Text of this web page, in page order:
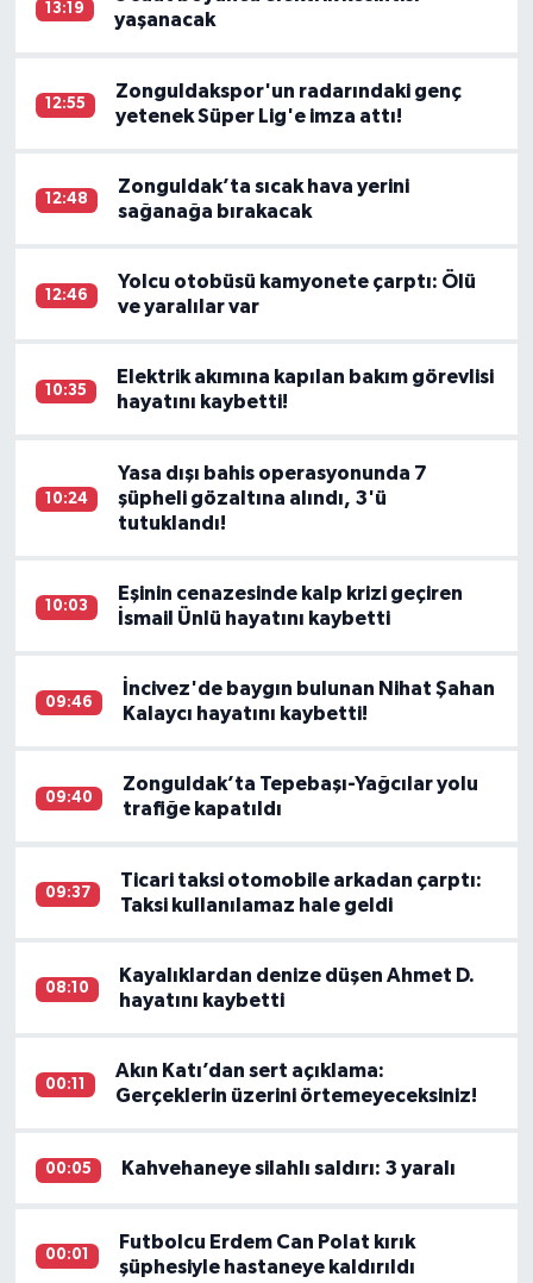
13:19
yaşanacak
12:55
Zonguldakspor'un radarındaki genç
yetenek Süper Lig'e imza attı!
12:48
Zonguldak’ta sıcak hava yerini
sağanağa bırakacak
12:46
Yolcu otobüsü kamyonete çarptı: Ölü
ve yaralılar var
10:35
Elektrik akımına kapılan bakım görevlisi
hayatını kaybetti!
10:24
Yasa dışı bahis operasyonunda 7
şüpheli gözaltına alındı, 3'ü
tutuklandı!
10:03
Eşinin cenazesinde kalp krizi geçiren
İsmail Ünlü hayatını kaybetti
09:46
İncivez'de baygın bulunan Nihat Şahan
Kalaycı hayatını kaybetti!
09:40
Zonguldak’ta Tepebaşı-Yağcılar yolu
trafiğe kapatıldı
09:37
Ticari taksi otomobile arkadan çarptı:
Taksi kullanılamaz hale geldi
08:10
Kayalıklardan denize düşen Ahmet D.
hayatını kaybetti
00:11
Akın Katı’dan sert açıklama:
Gerçeklerin üzerini örtemeyeceksiniz!
00:05 Kahvehaneye silahlı saldırı: 3 yaralı
00:01
Futbolcu Erdem Can Polat kırık
şüphesiyle hastaneye kaldırıldı